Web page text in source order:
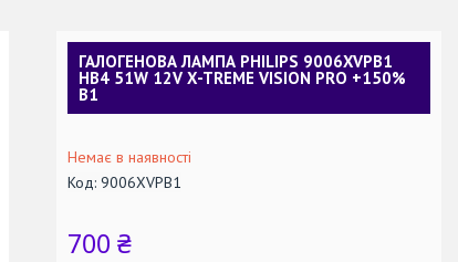
ГАЛОГЕНОВА ЛАМПА PHILIPS 9006XVPB1
HB4 51W 12V X-TREME VISION PRO +150%
B1
Немає в наявності
Код: 9006XVPB1
700 ₴